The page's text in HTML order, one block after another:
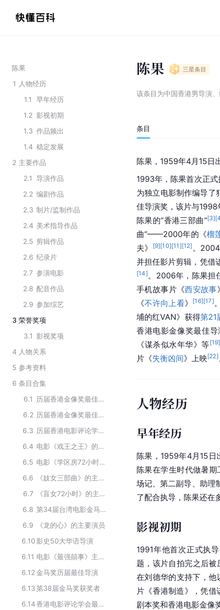
陈果
1 人物经历
1.1
早年经历
1.2 影视初期
1.3 作品频出
1.4 稳定发展
2 主要作品
2.1 导演作品
2.2 编剧作品
2.3 制片/监制作品
2.4 美术指导作品
2.5 剪辑作品
2.6 纪录片
2.7 参演电影
2.8 配音作品
2.9 参加综艺
3 荣誉奖项
3.1 影视奖项
4 人物关系
5 参考资料
6 条目合集
6.1
历届香港金像奖最佳导演
6.2
历届香港金像奖最佳编剧
6.3
历届香港电影评论学会大奖最佳编剧得主
6.4
电影《戏王之王》的主要演员
6.5
电影《学区房72小时》的主演人员
6.6
《妓女三部曲》的主要演员
6.7
《盲女72小时》的主要演员
6.8
第34届台湾电影金马奖获奖者
6.9
《龙的心》的主要演员
6.10影史50大华语导演
6.11
电影《最强囍事》主要演员
6.12金马奖历届最佳导演
6.13第38届金马奖获奖者
6.14
香港电影评论学会最佳导演奖得主名单
陈果 三星条目
该条目为中国香港男导演
条目
陈果，1959年4月15日
1993年，陈果首次正
为独立电影制作编导了
佳导演奖，该片与1998
陈果的“香港三部曲”[3][
曲”——2000年的《榴
夫》 [9][10][11 ][12] 。
并担任影片剪辑，凭借
[14] 。2006年，陈果担
手机故事片《西安故事
《不许向上看》 [16][17]
埔的红VAN》获得第21
香港电影金像奖最佳
《谋杀似水年华》等[19]
片《失衡凶间》上映[22]
人物经历
早年经历
陈果，1959年4月15日
陈果在学生时代做暑期
场记、第二副导、助理
了配合执导，陈果还在
影视初期
1991年他首次正式执
题，该片自拍完之后
在刘德华的支持下，他
片《香港制造》，凭借
剧本奖和香港电影金像